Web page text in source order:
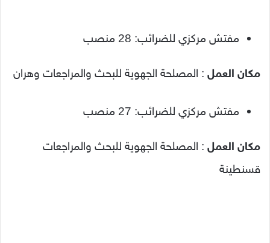
مفتش مركزي للضرائب: 28 منصب
مكان العمل : المصلحة الجهوية للبحث والمراجعات وهران
مفتش مركزي للضرائب: 27 منصب
مكان العمل : المصلحة الجهوية للبحث والمراجعات
قسنطينة